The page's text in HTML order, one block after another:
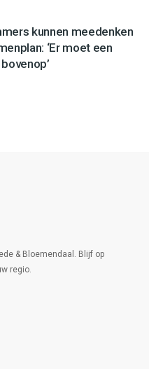
kunnen meedenken
‘Er moet een
& Bloemendaal. Blijf op
regio.